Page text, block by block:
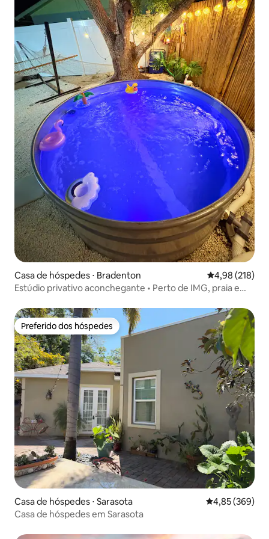
Casa de hóspedes ⋅ Bradenton 4,98 de uma
4,98 (218)
Estúdio privativo aconchegante • Perto de IMG, praia e
Preferido dos hóspedes
Preferido dos hóspedes
Casa de hóspedes ⋅ Sarasota 4,85 de uma
4,85 (369)
Casa de hóspedes em Sarasota